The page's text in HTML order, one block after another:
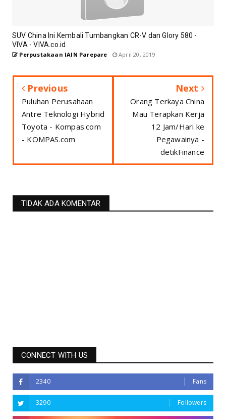
SUV China Ini Kembali Tumbangkan CR-V dan Glory 580 -
VIVA - VIVA.co.id
Perpustakaan IAIN Parepare April 20, 2019
Previous
Puluhan Perusahaan
Antre Teknologi Hybrid
Toyota - Kompas.com
- KOMPAS.com
Next
Orang Terkaya China
Mau Terapkan Kerja
12 Jam/Hari ke
Pegawainya -
detikFinance
TIDAK ADA KOMENTAR
CONNECT WITH US
2340 Fans
3290 Followers